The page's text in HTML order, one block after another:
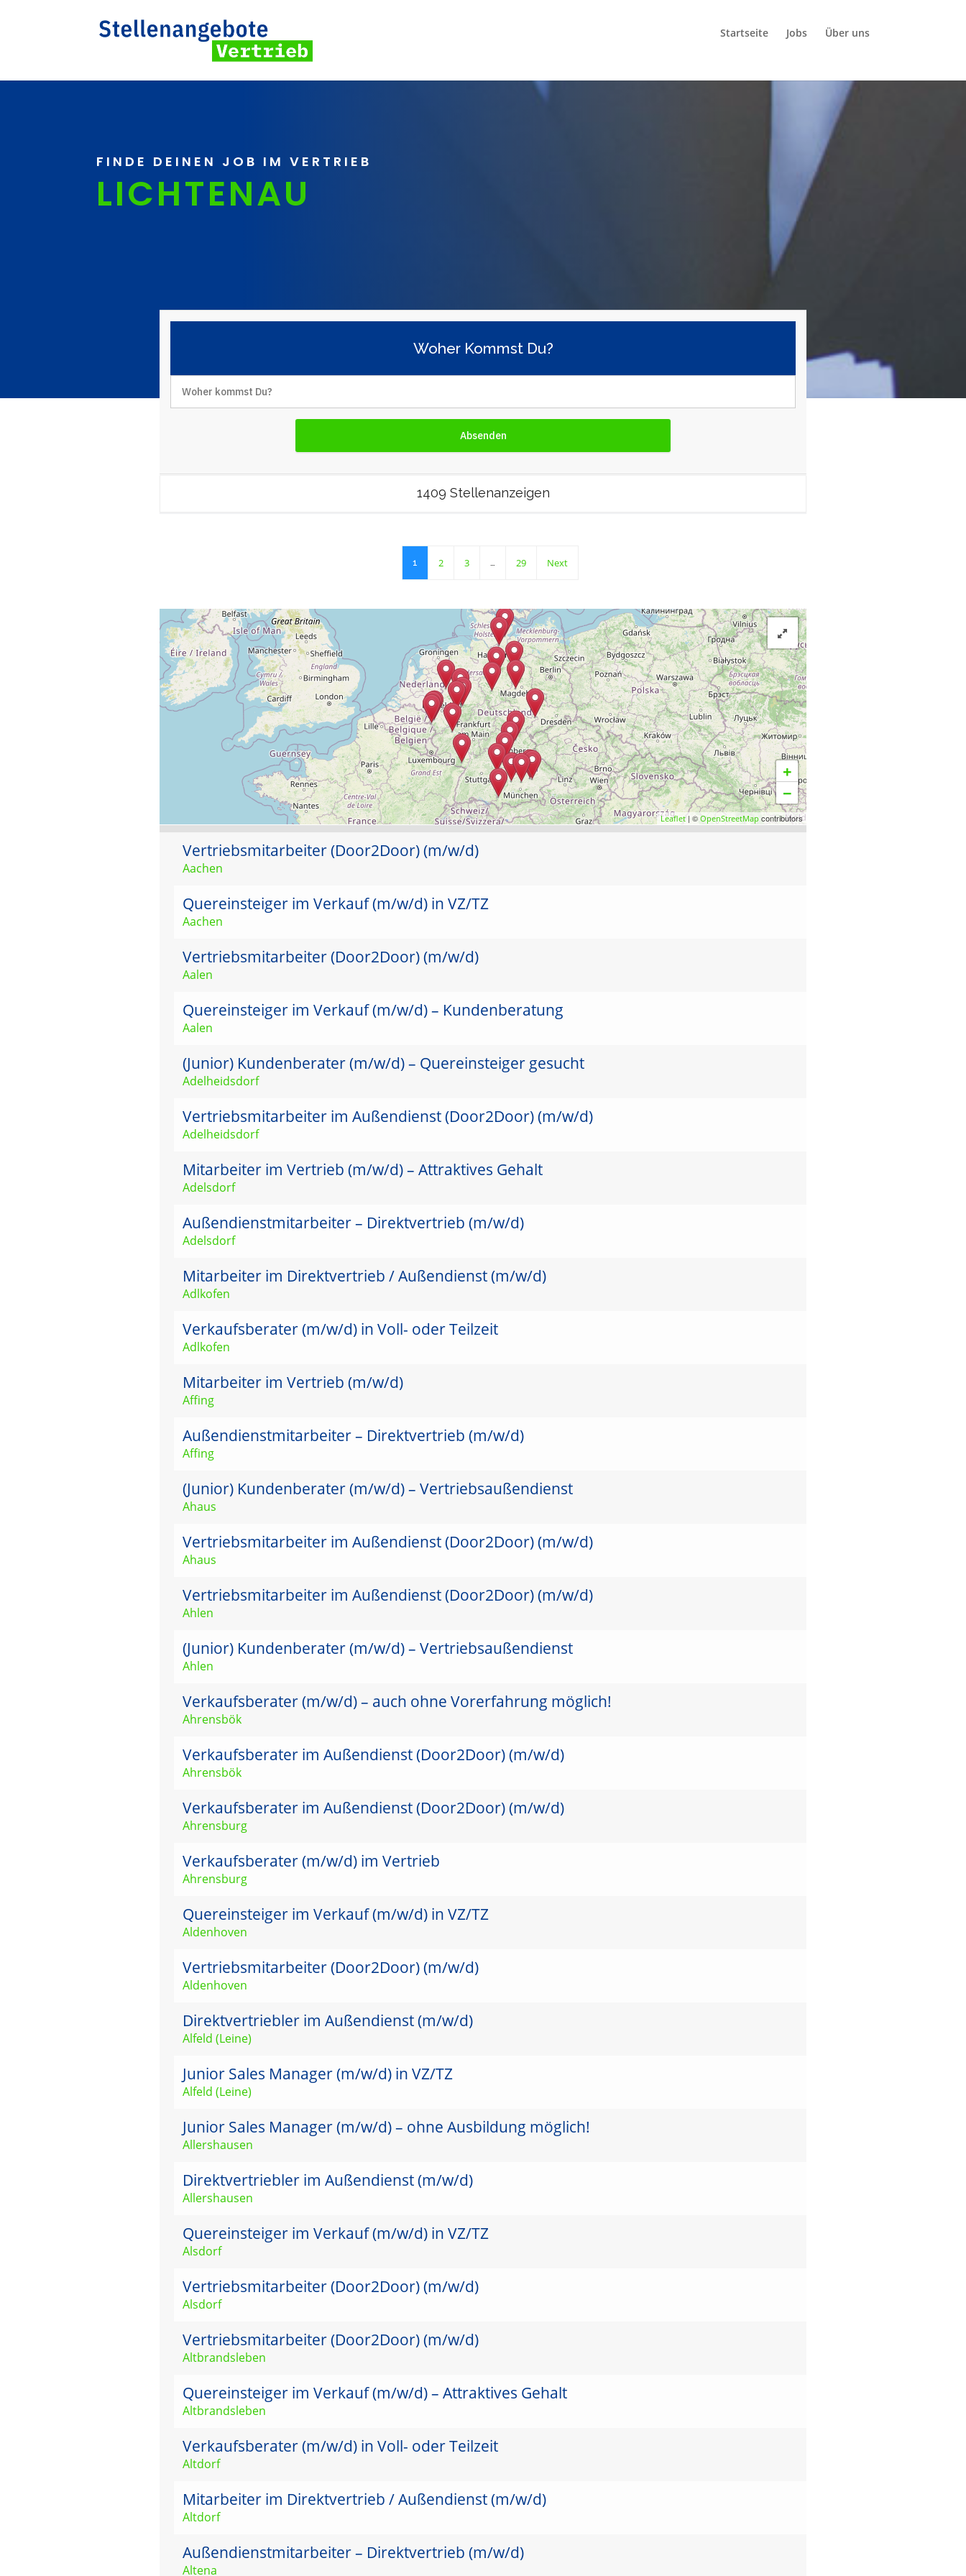
Startseite Jobs Über uns
FINDE DEINEN JOB IM VERTRIEB
LICHTENAU
Woher Kommst Du?
1409 Stellenanzeigen
1 2 3 29 Next
+
−
Leaflet | © OpenStreetMap contributors
Vertriebsmitarbeiter (Door2Door) (m/w/d)
Aachen
Quereinsteiger im Verkauf (m/w/d) in VZ/TZ
Aachen
Vertriebsmitarbeiter (Door2Door) (m/w/d)
Aalen
Quereinsteiger im Verkauf (m/w/d) – Kundenberatung
Aalen
(Junior) Kundenberater (m/w/d) – Quereinsteiger gesucht
Adelheidsdorf
Vertriebsmitarbeiter im Außendienst (Door2Door) (m/w/d)
Adelheidsdorf
Mitarbeiter im Vertrieb (m/w/d) – Attraktives Gehalt
Adelsdorf
Außendienstmitarbeiter – Direktvertrieb (m/w/d)
Adelsdorf
Mitarbeiter im Direktvertrieb / Außendienst (m/w/d)
Adlkofen
Verkaufsberater (m/w/d) in Voll- oder Teilzeit
Adlkofen
Mitarbeiter im Vertrieb (m/w/d)
Affing
Außendienstmitarbeiter – Direktvertrieb (m/w/d)
Affing
(Junior) Kundenberater (m/w/d) – Vertriebsaußendienst
Ahaus
Vertriebsmitarbeiter im Außendienst (Door2Door) (m/w/d)
Ahaus
Vertriebsmitarbeiter im Außendienst (Door2Door) (m/w/d)
Ahlen
(Junior) Kundenberater (m/w/d) – Vertriebsaußendienst
Ahlen
Verkaufsberater (m/w/d) – auch ohne Vorerfahrung möglich!
Ahrensbök
Verkaufsberater im Außendienst (Door2Door) (m/w/d)
Ahrensbök
Verkaufsberater im Außendienst (Door2Door) (m/w/d)
Ahrensburg
Verkaufsberater (m/w/d) im Vertrieb
Ahrensburg
Quereinsteiger im Verkauf (m/w/d) in VZ/TZ
Aldenhoven
Vertriebsmitarbeiter (Door2Door) (m/w/d)
Aldenhoven
Direktvertriebler im Außendienst (m/w/d)
Alfeld (Leine)
Junior Sales Manager (m/w/d) in VZ/TZ
Alfeld (Leine)
Junior Sales Manager (m/w/d) – ohne Ausbildung möglich!
Allershausen
Direktvertriebler im Außendienst (m/w/d)
Allershausen
Quereinsteiger im Verkauf (m/w/d) in VZ/TZ
Alsdorf
Vertriebsmitarbeiter (Door2Door) (m/w/d)
Alsdorf
Vertriebsmitarbeiter (Door2Door) (m/w/d)
Altbrandsleben
Quereinsteiger im Verkauf (m/w/d) – Attraktives Gehalt
Altbrandsleben
Verkaufsberater (m/w/d) in Voll- oder Teilzeit
Altdorf
Mitarbeiter im Direktvertrieb / Außendienst (m/w/d)
Altdorf
Außendienstmitarbeiter – Direktvertrieb (m/w/d)
Altena